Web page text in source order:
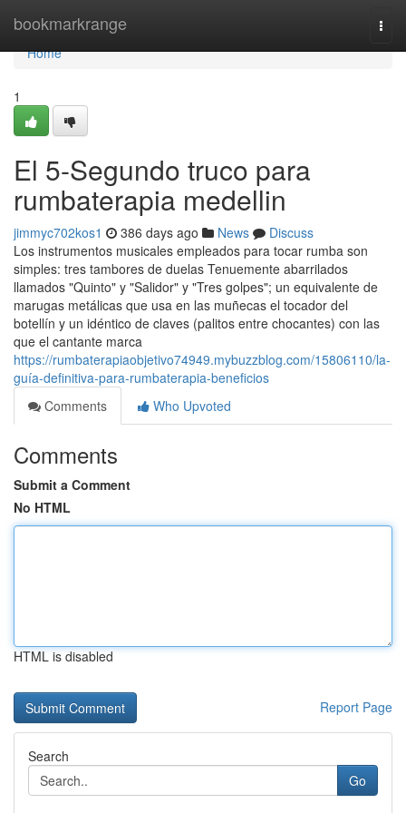
bookmarkrange
Home
Home
1
El 5-Segundo truco para
rumbaterapia medellin
jimmyc702kos1 386 days ago News
Discuss
Los instrumentos musicales empleados para tocar rumba son
simples: tres tambores de duelas Tenuemente abarrilados
llamados "Quinto" y "Salidor" y "Tres golpes"; un equivalente de
marugas metálicas que usa en las muñecas el tocador del
botellín y un idéntico de claves (palitos entre chocantes) con las
que el cantante marca
https://rumbaterapiaobjetivo74949.mybuzzblog.com/15806110/la-
guía-definitiva-para-rumbaterapia-beneficios
Comments
Who Upvoted
Comments
Submit a Comment
No HTML
HTML is disabled
Report Page
Search
Go